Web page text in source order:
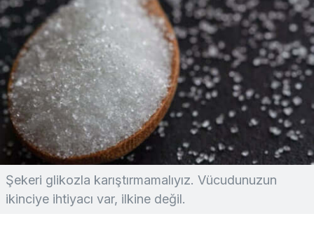
Şekeri glikozla karıştırmamalıyız. Vücudunuzun
ikinciye ihtiyacı var, ilkine değil.